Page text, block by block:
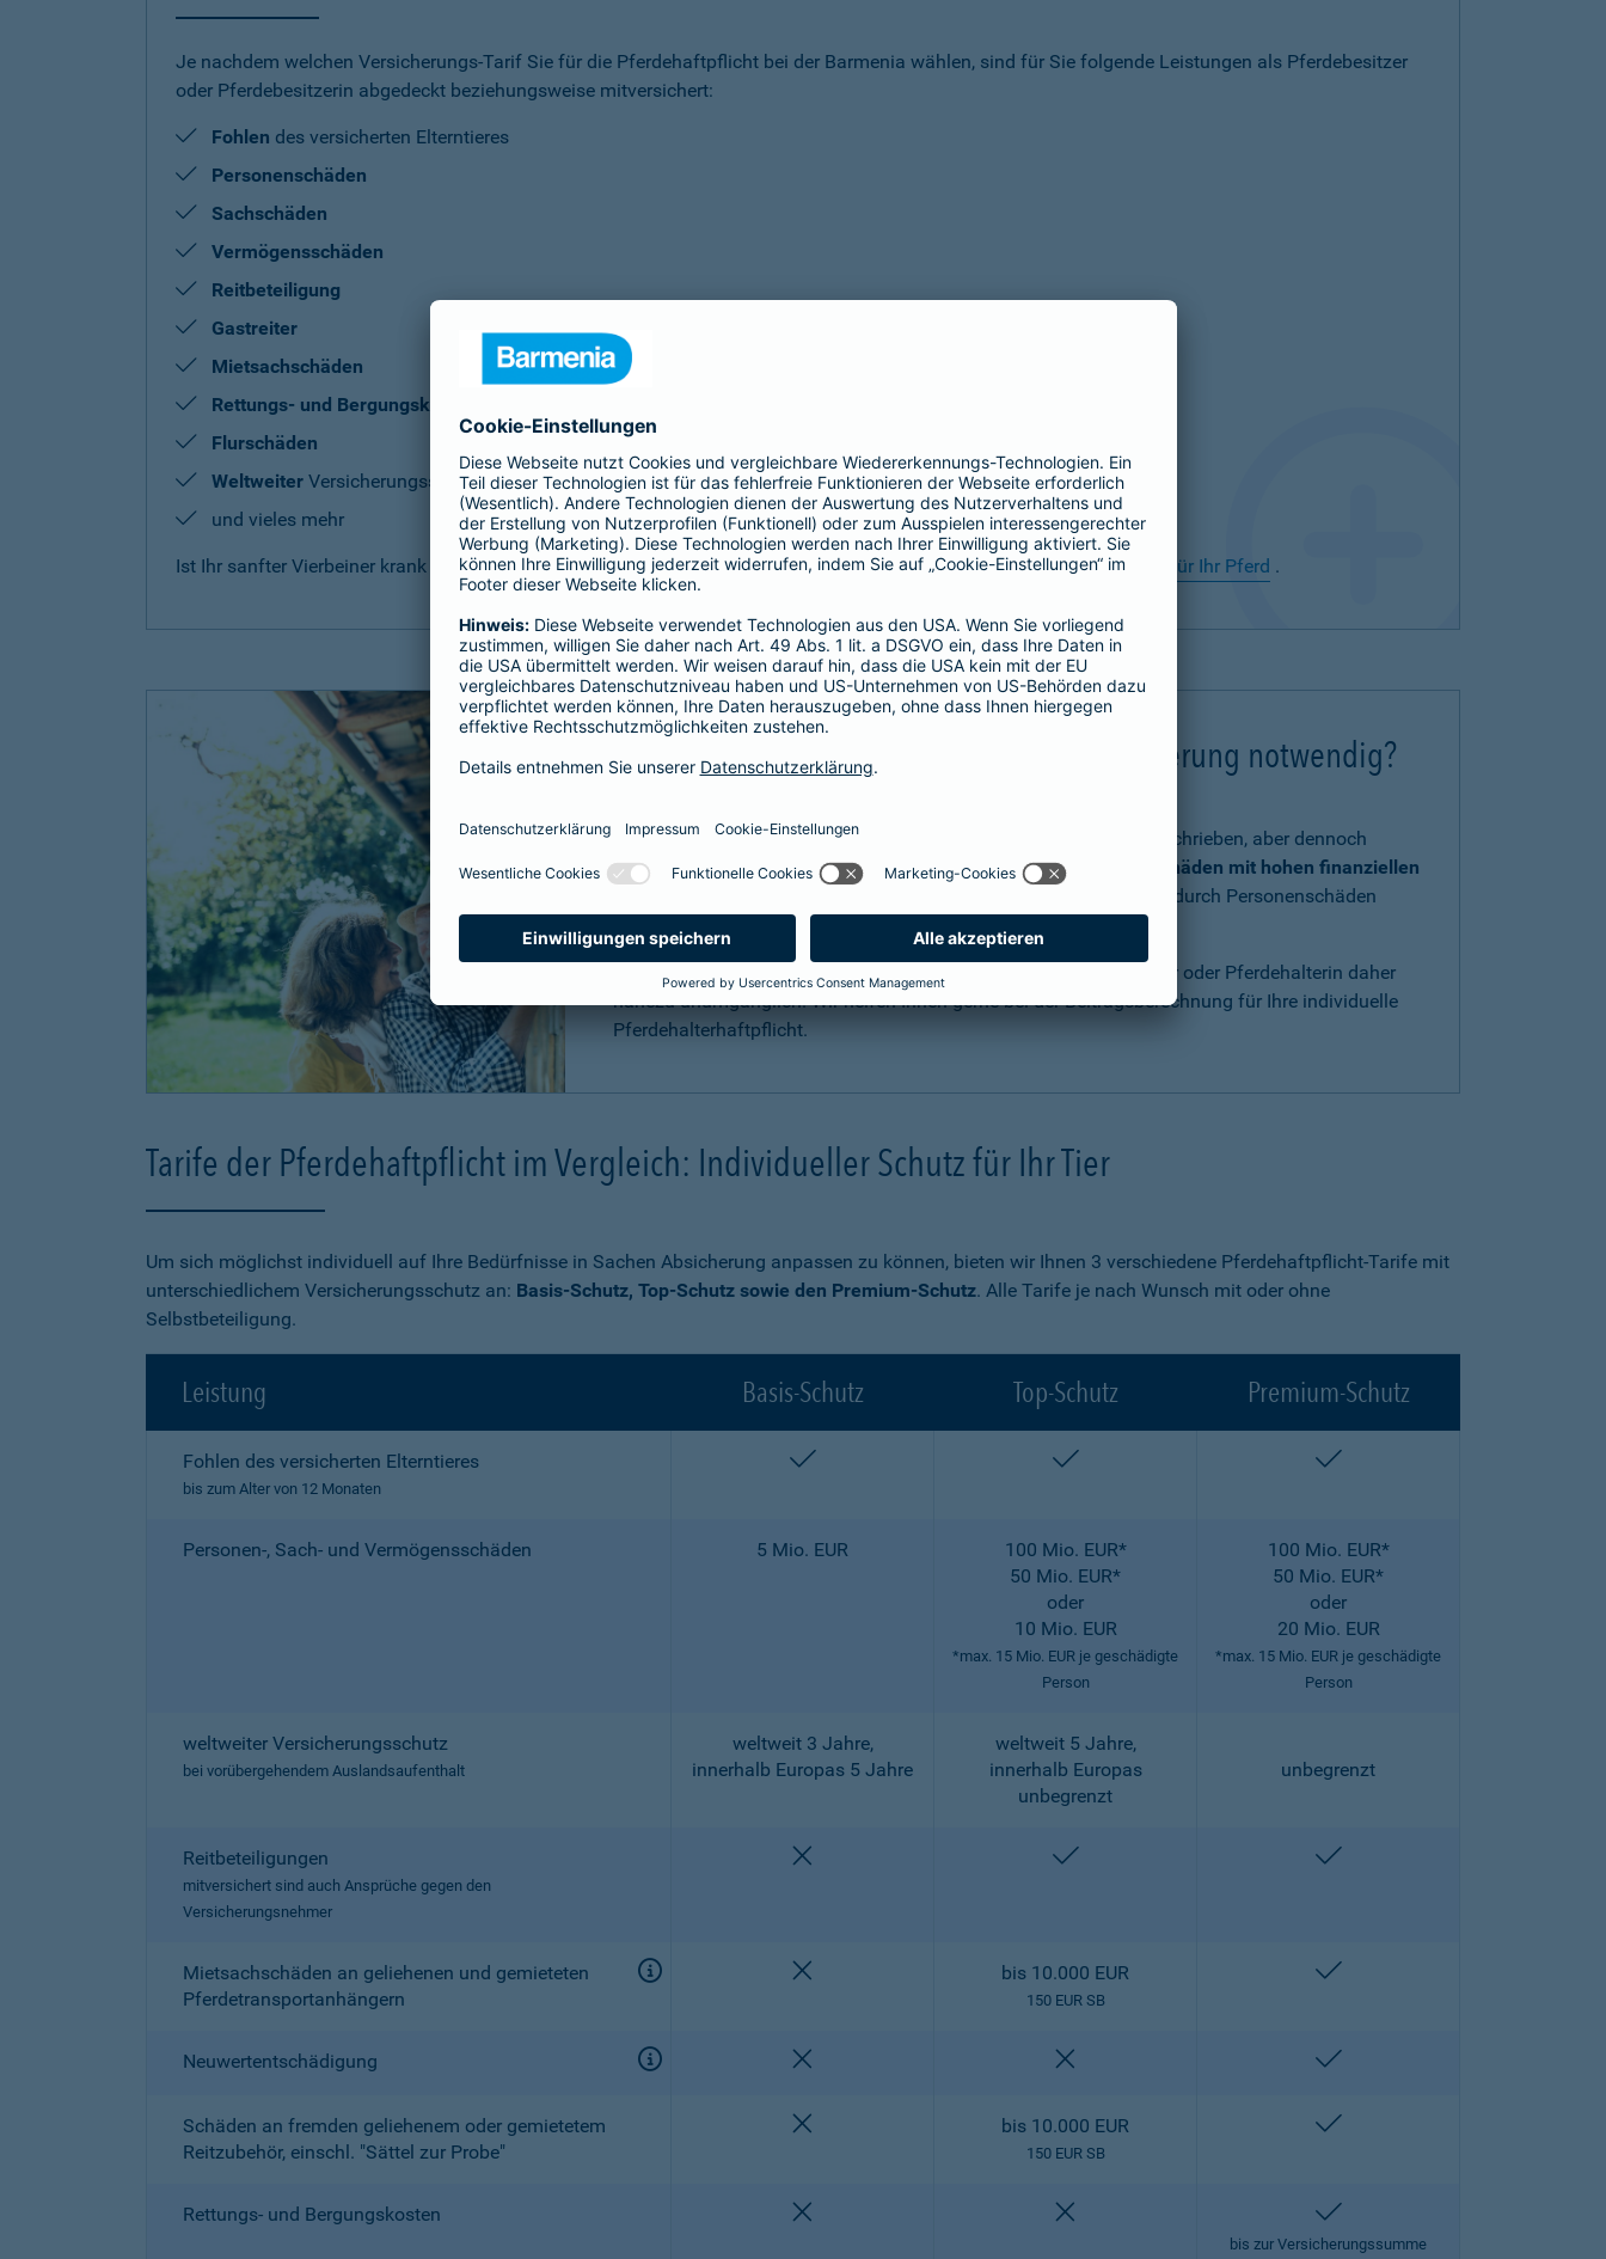
Je nachdem welchen Versicherungs-Tarif Sie für die Pferdehaftpflicht bei der Barmenia wählen, sind für Sie folgende Leistungen als Pferdebesitzer
oder Pferdebesitzerin abgedeckt beziehungsweise mitversichert:
Fohlen des versicherten Elterntieres
Personenschäden
Sachschäden
Vermögensschäden
Reitbeteiligung
Gastreiter
Mietsachschäden
Rettungs- und Bergungskosten
Flurschäden
Weltweiter Versicherungsschutz
und vieles mehr
Ist Ihr sanfter Vierbeiner krank oder benötigt eine Operation? Zu unseren Leistungen gehört auch eineOP Versicherung für Ihr Pferd .
Für welche Pferde ist eine Haftpflichtversicherung notwendig?
Zwar ist eine Pferdehaftpflichtversicherung nicht gesetzlich vorgeschrieben, aber dennoch
äußerst sinnvoll. Pferde können aufgrund Ihrer Statur und Kraft
Schäden mit hohen finanziellen
verursachen. Schadenersatzansprüche, verursacht durch Personenschäden
Millionenhöhe
Eine Haftpflichtversicherung für Ihr Pferd ist für Sie als Pferdehalter oder Pferdehalterin daher
nahezu unumgänglich. Wir helfen Ihnen gerne bei der Beitragsberechnung für Ihre individuelle
Pferdehalterhaftpflicht.
Tarife der Pferdehaftpflicht im Vergleich: Individueller Schutz für Ihr Tier
Um sich möglichst individuell auf Ihre Bedürfnisse in Sachen Absicherung anpassen zu können, bieten wir Ihnen 3 verschiedene Pferdehaftpflicht-Tarife mit
unterschiedlichem Versicherungsschutz an: Basis-Schutz, Top-Schutz sowie den Premium-Schutz. Alle Tarife je nach Wunsch mit oder ohne
Selbstbeteiligung.
Leistung Basis-Schutz Top-Schutz Premium-Schutz
Fohlen des versicherten Elterntieres
bis zum Alter von 12 Monaten
enthalten enthalten enthalten
Personen-, Sach- und Vermögensschäden 5 Mio. EUR
100 Mio. EUR*
50 Mio. EUR*
oder
10 Mio. EUR
*max. 15 Mio. EUR je geschädigte
Person
100 Mio. EUR*
50 Mio. EUR*
oder
20 Mio. EUR
*max. 15 Mio. EUR je geschädigte
Person
weltweiter Versicherungsschutz
bei vorübergehendem Auslandsaufenthalt
weltweit 3 Jahre,
innerhalb Europas 5 Jahre
weltweit 5 Jahre,
innerhalb Europas
unbegrenzt
unbegrenzt
Reitbeteiligungen
mitversichert sind auch Ansprüche gegen den
Versicherungsnehmer
enthalten enthalten
Mietsachschäden an geliehenen und gemieteten
Pferdetransportanhängern
bis 10.000 EUR
150 EUR SB
enthalten
Neuwertentschädigung enthalten
Schäden an fremden geliehenem oder gemietetem
Reitzubehör, einschl. "Sättel zur Probe"
bis 10.000 EUR
150 EUR SB
enthalten
Rettungs- und Bergungskosten enthalten
bis zur Versicherungssumme